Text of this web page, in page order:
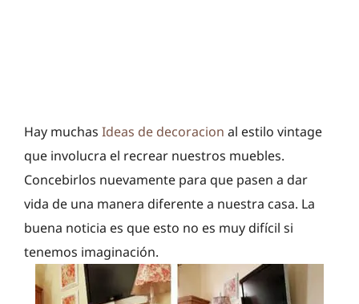
Hay muchas Ideas de decoracion al estilo vintage
que involucra el recrear nuestros muebles.
Concebirlos nuevamente para que pasen a dar
vida de una manera diferente a nuestra casa. La
buena noticia es que esto no es muy difícil si
tenemos imaginación.